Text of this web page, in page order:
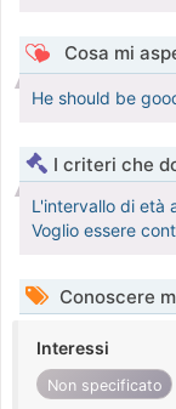
Cosa mi
He should be
I criteri che
L'intervallo di età
Voglio essere
Conoscere
Interessi
Non specificato